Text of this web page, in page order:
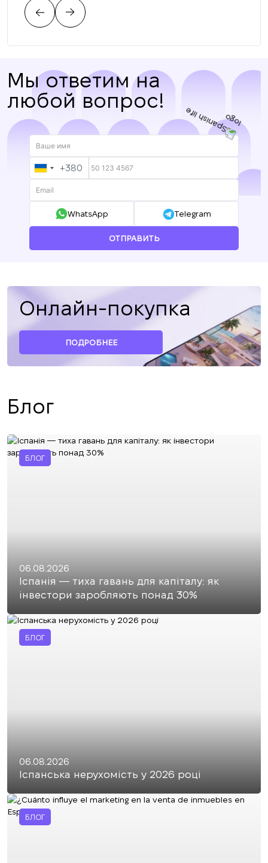
Мы ответим на
любой вопрос!
UKRAINE
+380
+380
WhatsApp Telegram
ОТПРАВИТЬ
Онлайн-покупка
ПОДРОБНЕЕ
Блог
БЛОГ
06.08.2026
Іспанія — тиха гавань для капіталу: як
інвестори заробляють понад 30%
БЛОГ
06.08.2026
Іспанська нерухомість у 2026 році
БЛОГ